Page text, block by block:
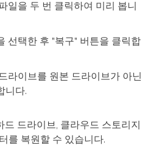
일을 두 번 클릭하여 미리 봅니
선택한 후 "복구" 버튼을 클릭합
라이브를 원본 드라이브가 아닌
니다.
드라이브, 클라우드 스토리지
를 복원할 수 있습니다.